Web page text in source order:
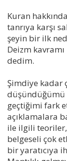
Kuran
tanrıya karşı
şeyin bir ilk
Deizm
dedim.
Şimdiye kadar
düşündüğümü
geçtiğimi fark
açıklamalara
ile ilgili teoriler,
belgeseli çok
bir yaratıcıya